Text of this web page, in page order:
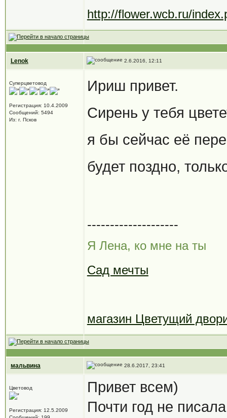
http://flower.wcb.ru/
Lenok 2.6.2016, 12:11
Суперцветовод
Регистрация: 10.4.2009
Сообщений: 5494
Из: г. Псков
Ириш привет.
Сирень у тебя
я бы сейчас её
будет поздно,
--------------------
Я Лена, ко мне на ты
Сад мечты
магазин Цветущий
мальвина 28.6.2017, 23:41
Цветовод
Регистрация: 12.5.2009
Привет всем)
Почти год не